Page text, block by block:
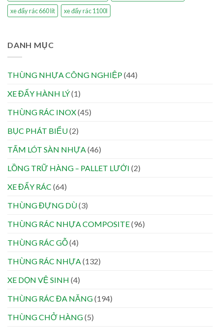
xe đẩy rác 660 lít
xe đẩy rác 1100l
DANH MỤC
THÙNG NHỰA CÔNG NGHIỆP(44)
XE ĐẨY HÀNH LÝ(1)
THÙNG RÁC INOX(45)
BỤC PHÁT BIỂU(2)
TẤM LÓT SÀN NHỰA(46)
LỒNG TRỮ HÀNG – PALLET LƯỚI (2)
XE ĐẨY RÁC (64)
THÙNG ĐỰNG DÙ(3)
THÙNG RÁC NHỰA COMPOSITE(96)
THÙNG RÁC GỖ(4)
THÙNG RÁC NHỰA(132)
XE DỌN VỆ SINH (4)
THÙNG RÁC ĐA NĂNG(194)
THÙNG CHỞ HÀNG(5)